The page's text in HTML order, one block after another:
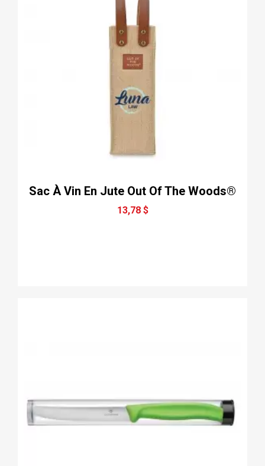
Sac À Vin En Jute Out Of The Woods®
13,78 $